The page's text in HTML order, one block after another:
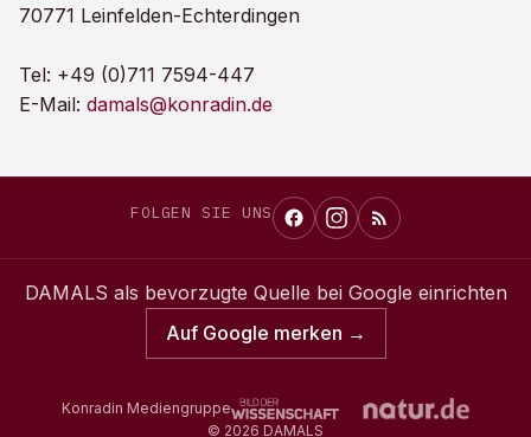
70771 Leinfelden-Echterdingen
Tel: +49 (0)711 7594-447
E-Mail: damals@konradin.de
FOLGEN SIE UNS
DAMALS als bevorzugte Quelle bei Google einrichten
Auf Google merken →
Konradin Mediengruppe
© 2026 DAMALS